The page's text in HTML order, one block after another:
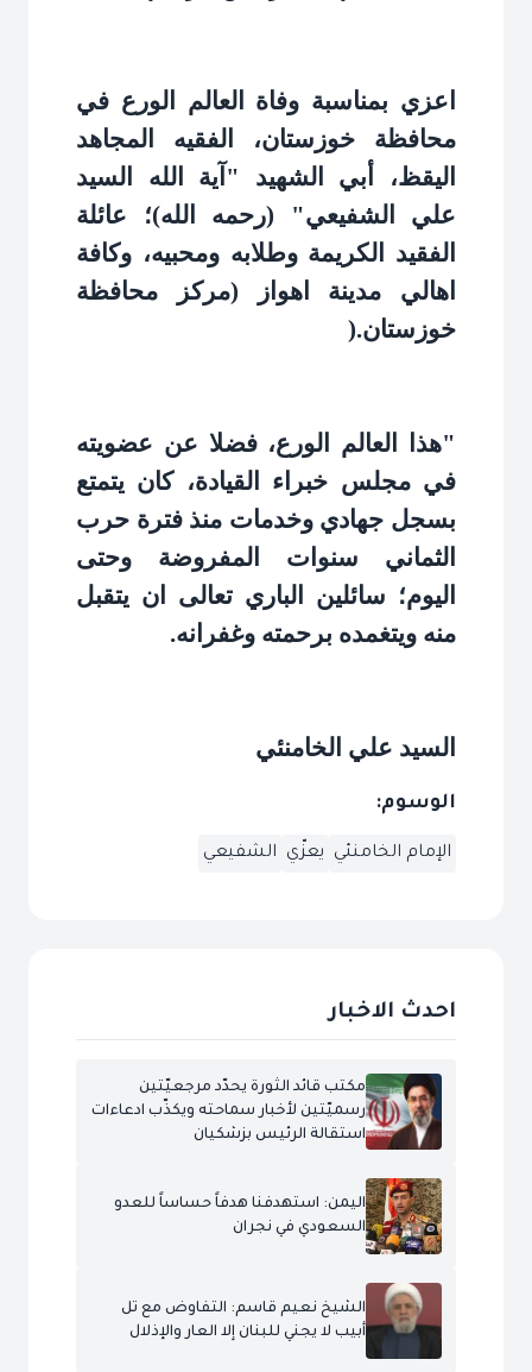
اعزي بمناسبة وفاة العالم الورع في
محافظة خوزستان، الفقيه المجاهد
اليقظ، أبي الشهيد "آية الله السيد
علي الشفيعي" (رحمه الله)؛ عائلة
الفقيد الكريمة وطلابه ومحبيه، وكافة
اهالي مدينة اهواز (مركز محافظة
خوزستان).
"هذا العالم الورع، فضلا عن عضويته
في مجلس خبراء القيادة، كان يتمتع
بسجل جهادي وخدمات منذ فترة حرب
الثماني سنوات المفروضة وحتى
اليوم؛ سائلين الباري تعالى ان يتقبل
منه ويتغمده برحمته وغفرانه.
السيد علي الخامنئي
الوسوم:
الإمام الخامنئي يعزّي الشفيعي
احدث الاخبار
مكتب قائد الثورة يحدّد مرجعيّتين
رسميّتين لأخبار سماحته ويكذّب ادعاءات
استقالة الرئيس بزشكيان
اليمن: استهدفنا هدفاً حساساً للعدو
السعودي في نجران
الشيخ نعيم قاسم: التفاوض مع تل
أبيب لا يجني للبنان إلا العار والإذلال